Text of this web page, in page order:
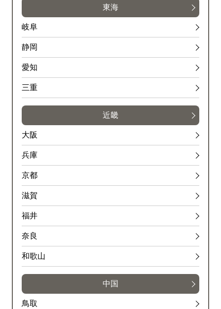
東海
岐阜
静岡
愛知
三重
近畿
大阪
兵庫
京都
滋賀
福井
奈良
和歌山
中国
鳥取